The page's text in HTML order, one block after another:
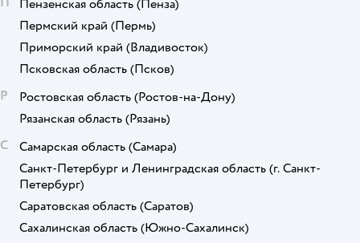
Пензенская область (Пенза)
Пермский край (Пермь)
Приморский край (Владивосток)
Псковская область (Псков)
Р
Ростовская область (Ростов-на-Дону)
Рязанская область (Рязань)
С
Самарская область (Самара)
Санкт-Петербург и Ленинградская область (г. Санкт-
Петербург)
Саратовская область (Саратов)
Сахалинская область (Южно-Сахалинск)